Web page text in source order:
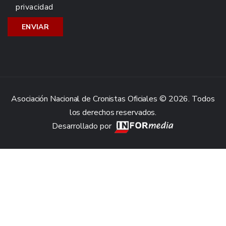
privacidad
Asociación Nacional de Cronistas Oficiales © 2026. Todos
los derechos reservados.
Desarrollado por